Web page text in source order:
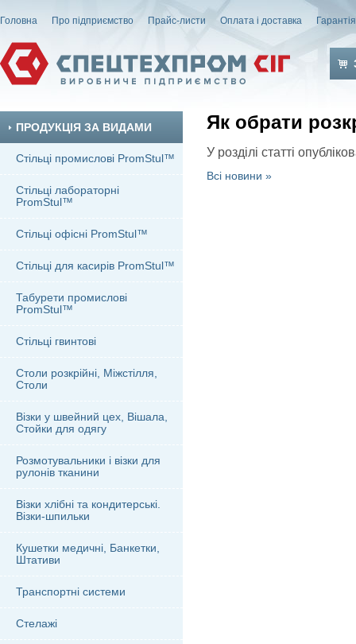
Головна Про підприємство Прайс-листи Оплата і доставка
ПРОДУКЦІЯ ЗА ВИДАМИ
Стільці промислові PromStul™
Стільці лабораторні
PromStul™
Стільці офісні PromStul™
Стільці для касирів PromStul™
Табурети промислові
PromStul™
Стільці гвинтові
Столи розкрійні, Міжстілля,
Столи
Візки у швейний цех, Вішала,
Стойки для одягу
Розмотувальники і візки для
рулонів тканини
Візки хлібні та кондитерські.
Візки-шпильки
Кушетки медичні, Банкетки,
Штативи
Транспортні системи
Стелажі
Як обрати
У розділі статті
Всі новини »